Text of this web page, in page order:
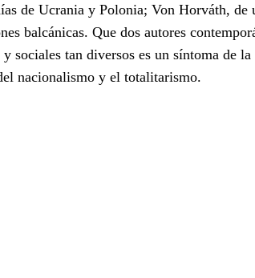
de Ucrania y Polonia; Von Horváth,
balcánicas. Que dos autores
sociales tan diversos es un síntoma de
nacionalismo y el totalitarismo.